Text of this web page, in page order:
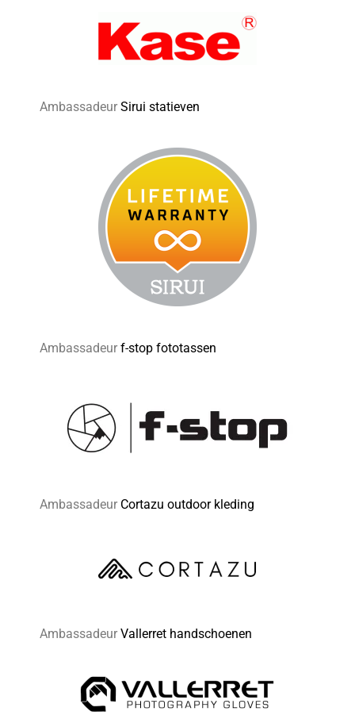
Ambassadeur Sirui statieven
Ambassadeur f-stop fototassen
Ambassadeur Cortazu outdoor kleding
Ambassadeur Vallerret handschoenen